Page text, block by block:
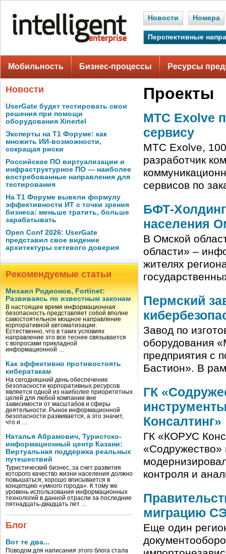
Новости Номера
Перспективные
Мобильность Бизнес-процессы Ресурсы
Новости
UserGate будет тестировать свои
решения при помощи
оборудования Xinertel
Эксперты на Т1 Форуме: как
множить ИИ-возможности,
сокращая риски
Российское ПО виртуализации и
инфраструктурное ПО — наиболее
востребованные направления для
тестирования
На Т1 Форуме вывели формулу
эффективности ИТ с точки зрения
бизнеса: меньше тратить, больше
зарабатывать
Open Conf 2026: UserGate
представил свое видение
архитектуры сетевого доверия
Рекомендуемые статьи
Михаил Родионов, Fortinet:
Развиваясь по известным законам
В настоящее время информационная
безопасность представляет собой вполне
самостоятельное мощное направление
корпоративной автоматизации.
Естественно, что в таких условиях
направление это все теснее связывается
с вопросами прикладной
информационной …
Как эффективно противостоять
кибератакам
На сегодняшний день обеспечение
безопасности корпоративных ресурсов
является одной из наиболее приоритетных
целей для любой компании вне
зависимости от масштабов и сферы
деятельности. Рынок информационной
безопасности развивается, а это значит,
что и …
Наталья Абрамович, Туристско-
информационный центр Казани:
Виртуальная поддержка реальных
путешествий
Туристический бизнес, за счет развития
которого качество жизни населения должно
повышаться, хорошо вписывается в
концепцию «умного города». К тому же
уровень использования информационных
технологий в данной отрасли за последние
пятнадцать-двадцать лет …
Блог
Вот те два...
Поводом для написания этого блога стала
Проекты
МТС Exolve
сервису
МТС Exolve,
разработчик
сервисов по
БФТ-
населения
В Омской
области» –
жителях
Пермский
Завод по
оборудования
предприятия с
Бастион». В
ГК
Консалтинг»
ГК «КОРУС
контроля и
миграцию
Еще один